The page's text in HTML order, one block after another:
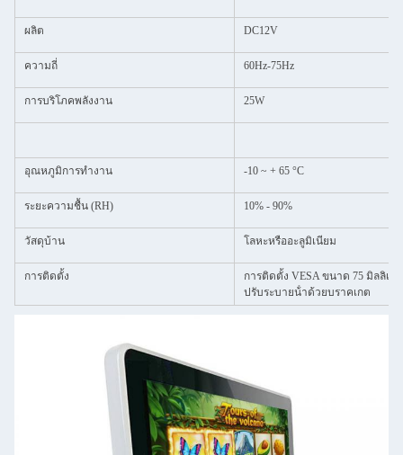
ผลิต DC12V
ความถี่ 60Hz-75Hz
การบริโภคพลังงาน 25W
อุณหภูมิการทํางาน -10 ~ + 65 °C
ระยะความชื้น (RH) 10% - 90%
วัสดุบ้าน โลหะหรืออะลูมิเนียม
การติดตั้ง
การติดตั้ง VESA ขนาด 75 มิลลิเ
ปรับระบายน้ําด้วยบราคเกต